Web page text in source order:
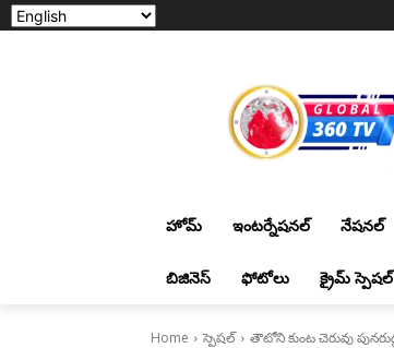
హోమ్ ఇంటర్నేషనల్ నేషనల్
బిజినెస్ ఫోటోలు క్రైమ్ స్పెషల్
Home స్పెషల్ తౌటోని కుంట చెరువు